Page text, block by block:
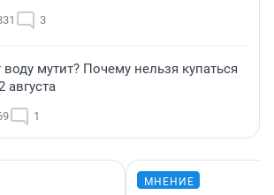
3
воду мутит? Почему нельзя купаться
августа
1
МНЕНИЕ